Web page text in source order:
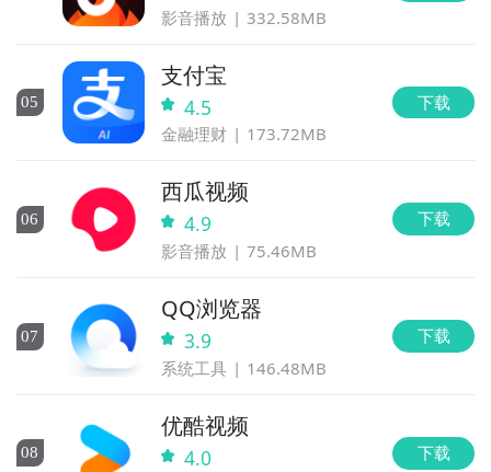
影音播放 332.58MB
05
支付宝
4.5
金融理财 173.72MB
下载
06
西瓜视频
4.9
影音播放 75.46MB
下载
07
QQ浏览器
3.9
系统工具 146.48MB
下载
08
优酷视频
4.0 下载